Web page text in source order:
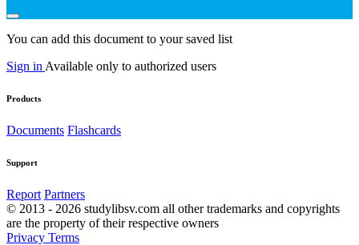
You can add this document to your saved list
Sign in Available only to authorized users
Products
Documents Flashcards
Support
Report Partners
© 2013 - 2026 studylibsv.com all other trademarks and copyrights
are the property of their respective owners
Privacy Terms